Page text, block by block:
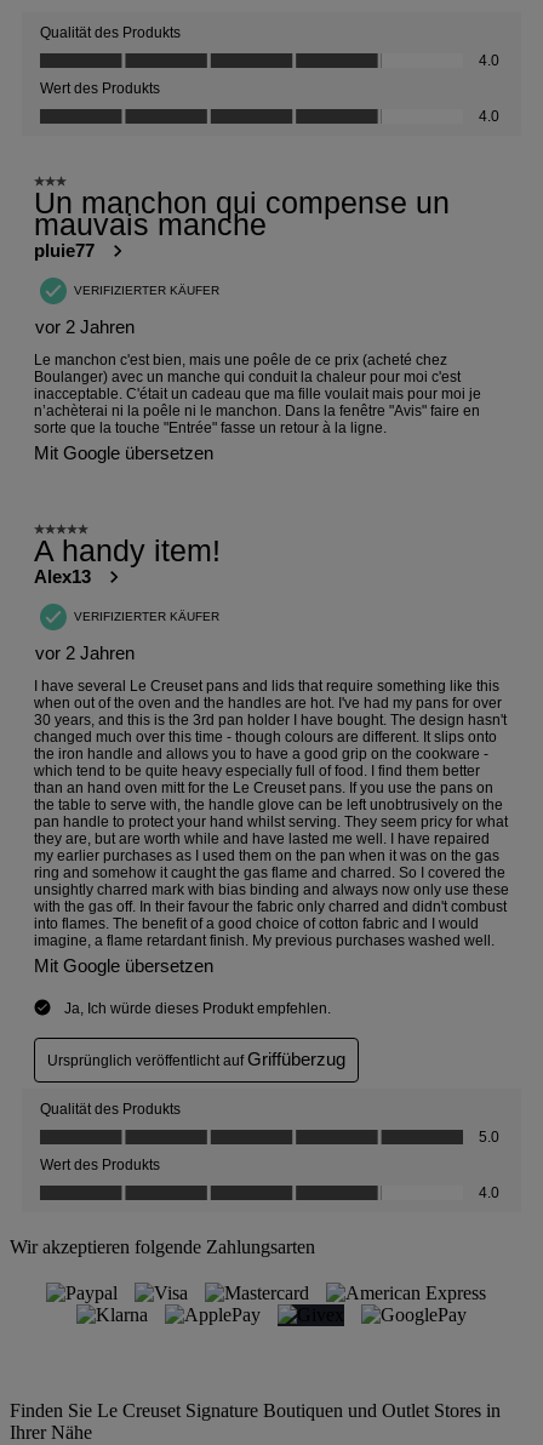
Wir akzeptieren folgende Zahlungsarten
Finden Sie Le Creuset Signature Boutiquen und Outlet Stores in
Ihrer Nähe